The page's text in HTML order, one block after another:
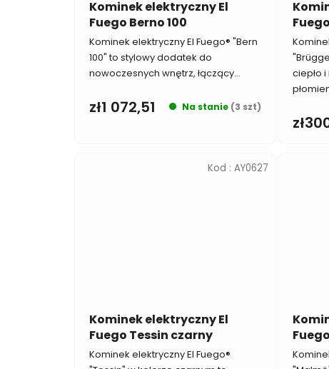
Kominek elektryczny El
Fuego Berno 100
Na stanie (3 szt)
zł1 072,51
Kominek elektryczny El Fuego® "Bern
100" to stylowy dodatek do
nowoczesnych wnętrz, łączący...
ciepło
Kominek elektryczny El
Fuego Tessin czarny
Kominek elektryczny El Fuego®
Kod : AY0627